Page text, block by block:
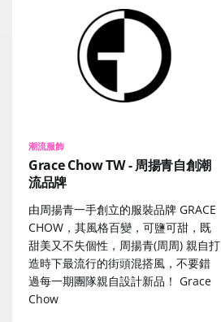
潮流服飾
Grace Chow TW - 周揚青自創潮
流品牌
由周揚青一手創立的服裝品牌 GRACE
CHOW，其風格百變，可鹽可甜，既
甜美又不失個性，周揚青(周周) 親自打
造時下最流行的街頭混搭風，不要錯
過每一期團隊親自設計新品！ Grace
Chow